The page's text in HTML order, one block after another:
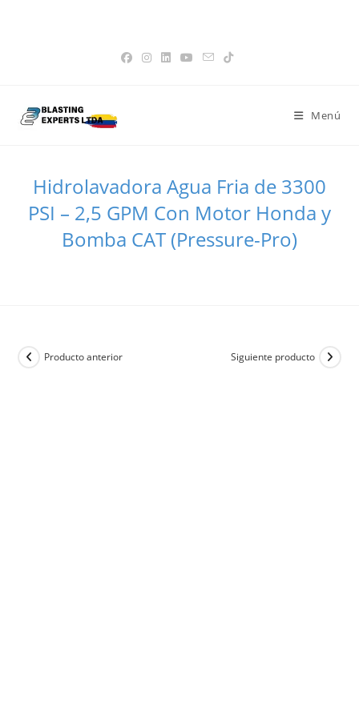
Menú
Hidrolavadora Agua Fria de 3300
PSI – 2,5 GPM Con Motor Honda y
Bomba CAT (Pressure-Pro)
Producto anterior Siguiente producto